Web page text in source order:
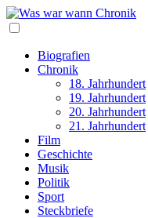
Biografien
Chronik
18. Jahrhundert
19. Jahrhundert
20. Jahrhundert
21. Jahrhundert
Film
Geschichte
Musik
Politik
Sport
Steckbriefe